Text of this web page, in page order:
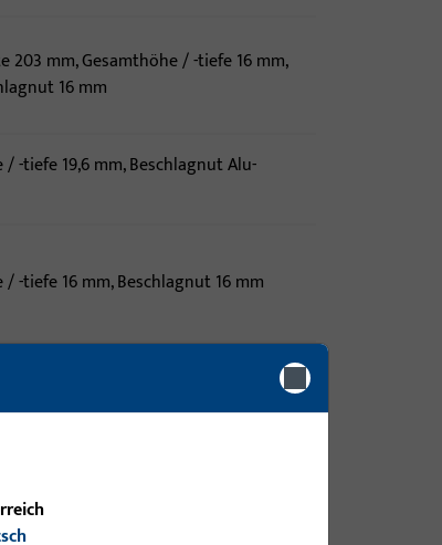
203 mm, Gesamthöhe / -tiefe 16 mm,
16 mm
-tiefe 19,6 mm, Beschlagnut Alu-
-tiefe 16 mm, Beschlagnut 16 mm
20